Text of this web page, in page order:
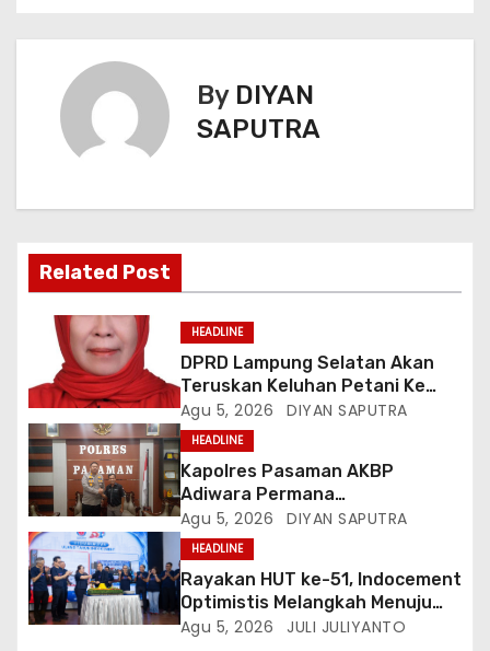
By DIYAN
SAPUTRA
Related Post
HEADLINE
DPRD Lampung Selatan Akan
Teruskan Keluhan Petani Ke
Dinas Terkait, Minta Audit
Penyaluran Pupuk Bersubsidi Di
Desa Budi Lestari
Agu 5, 2026 DIYAN SAPUTRA
HEADLINE
Kapolres Pasaman AKBP
Adiwara Permana
Anggawisastra S.I.K. Sambut
Kedatangan Kepala Cakrawala
Tv Sumatera Barat
Agu 5, 2026 DIYAN SAPUTRA
HEADLINE
Rayakan HUT ke-51, Indocement
Optimistis Melangkah Menuju
Masa Depan Lebih Hijau
Agu 5, 2026 JULI JULIYANTO